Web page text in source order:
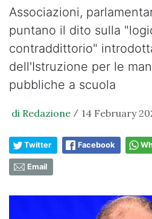
Associazioni,
puntano il dito sulla
contraddittorio"
dell'Istruzione per le
pubbliche a scuola
di Redazione / 14 February
Twitter Facebook
Email